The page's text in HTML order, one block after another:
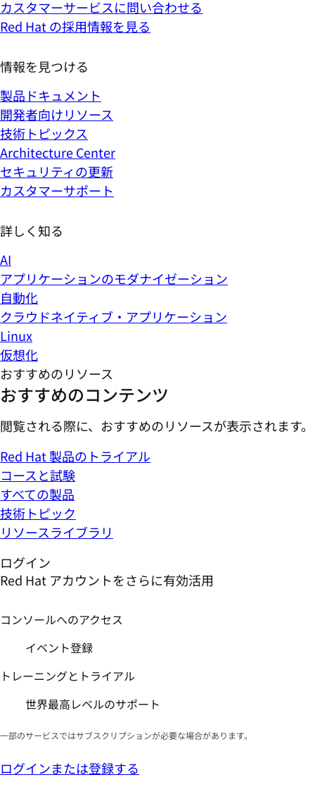
カスタマーサービスに問い合わせる
Red Hat の採用情報を見る
情報を見つける
製品ドキュメント
開発者向けリソース
技術トピックス
Architecture Center
セキュリティの更新
カスタマーサポート
詳しく知る
AI
アプリケーションのモダナイゼーション
自動化
クラウドネイティブ・アプリケーション
Linux
仮想化
おすすめのリソース
おすすめのコンテンツ
閲覧される際に、おすすめのリソースが表示されます。
Red Hat 製品のトライアル
コースと試験
すべての製品
技術トピック
リソースライブラリ
ログイン
Red Hat アカウントをさらに有効活用
コンソールへのアクセス
イベント登録
トレーニングとトライアル
世界最高レベルのサポート
一部のサービスではサブスクリプションが必要な場合があります。
ログインまたは登録する